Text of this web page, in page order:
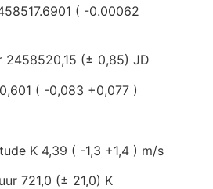
( -0.00062
2458520,15 (± 0,85) JD
( -0,083 +0,077 )
K 4,39 ( -1,3 +1,4 ) m/s
721,0 (± 21,0) K